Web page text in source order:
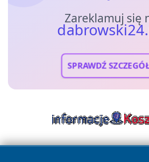
Zareklamuj się
SPRAWDŹ